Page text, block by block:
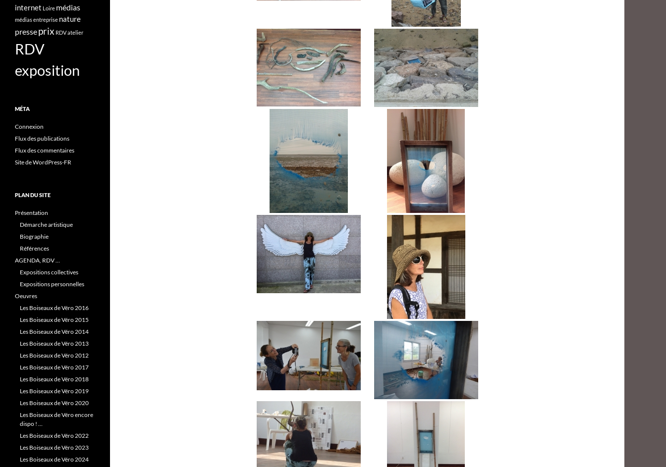
internet Loire médias
médias entreprise nature
presseprix RDV atelier
RDV
exposition
MÉTA
Connexion
Flux des publications
Flux des commentaires
Site de WordPress-FR
PLAN DU SITE
Présentation
Démarche artistique
Biographie
Références
AGENDA, RDV …
Expositions collectives
Expositions personnelles
Oeuvres
Les Boiseaux de Véro 2016
Les Boiseaux de Véro 2015
Les Boiseaux de Véro 2014
Les Boiseaux de Véro 2013
Les Boiseaux de Véro 2012
Les Boiseaux de Véro 2017
Les Boiseaux de Véro 2018
Les Boiseaux de Véro 2019
Les Boiseaux de Véro 2020
Les Boiseaux de Véro encore
dispo ! …
Les Boiseaux de Véro 2022
Les Boiseaux de Véro 2023
Les Boiseaux de Véro 2024